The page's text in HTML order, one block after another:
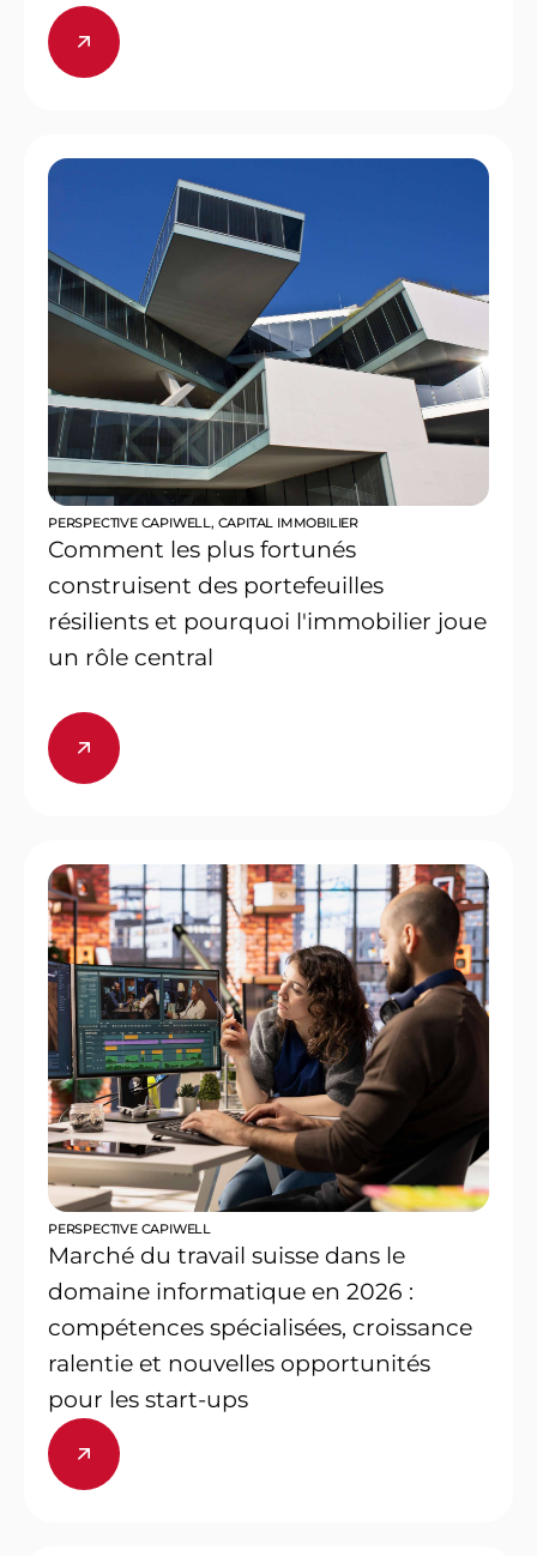
PERSPECTIVE CAPIWELL, CAPITAL IMMOBILIER
Comment les plus fortunés
construisent des portefeuilles
résilients et pourquoi l'immobilier joue
un rôle central
PERSPECTIVE CAPIWELL
Marché du travail suisse dans le
domaine informatique en 2026 :
compétences spécialisées, croissance
ralentie et nouvelles opportunités
pour les start-ups